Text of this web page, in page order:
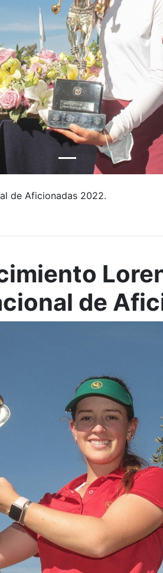
de Aficionadas 2022.
de